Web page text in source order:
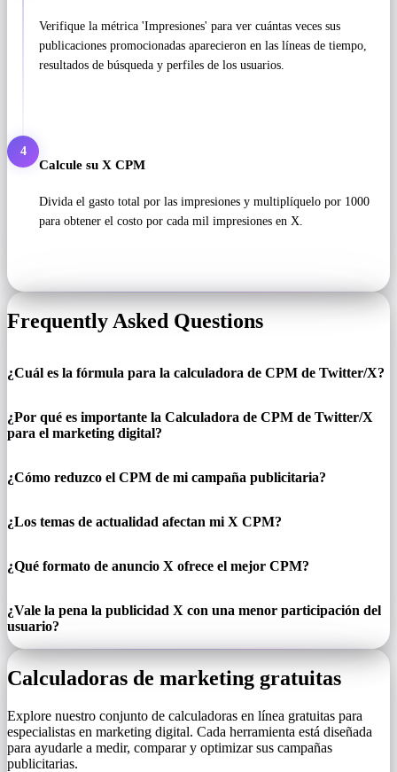
Verifique la métrica 'Impresiones' para ver cuántas veces sus
publicaciones promocionadas aparecieron en las líneas de tiempo,
resultados de búsqueda y perfiles de los usuarios.
4
Calcule su X CPM
Divida el gasto total por las impresiones y multiplíquelo por 1000
para obtener el costo por cada mil impresiones en X.
Frequently Asked Questions
¿Cuál es la fórmula para la calculadora de CPM de Twitter/X?
¿Por qué es importante la Calculadora de CPM de Twitter/X
para el marketing digital?
¿Cómo reduzco el CPM de mi campaña publicitaria?
¿Los temas de actualidad afectan mi X CPM?
¿Qué formato de anuncio X ofrece el mejor CPM?
¿Vale la pena la publicidad X con una menor participación del
usuario?
Calculadoras de marketing gratuitas
Explore nuestro conjunto de calculadoras en línea gratuitas para
especialistas en marketing digital. Cada herramienta está diseñada
para ayudarle a medir, comparar y optimizar sus campañas
publicitarias.